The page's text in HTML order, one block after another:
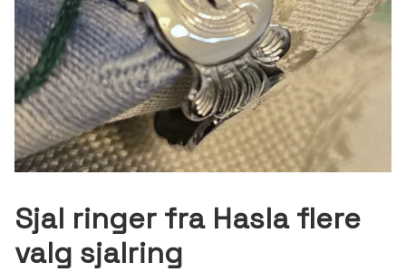
Sjal ringer fra Hasla flere
valg sjalring